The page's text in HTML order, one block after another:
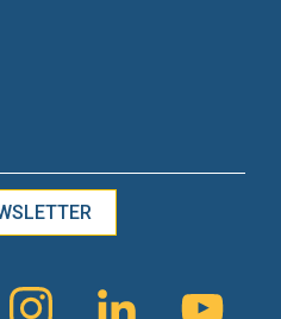
INSTAGRAM LINKEDIN